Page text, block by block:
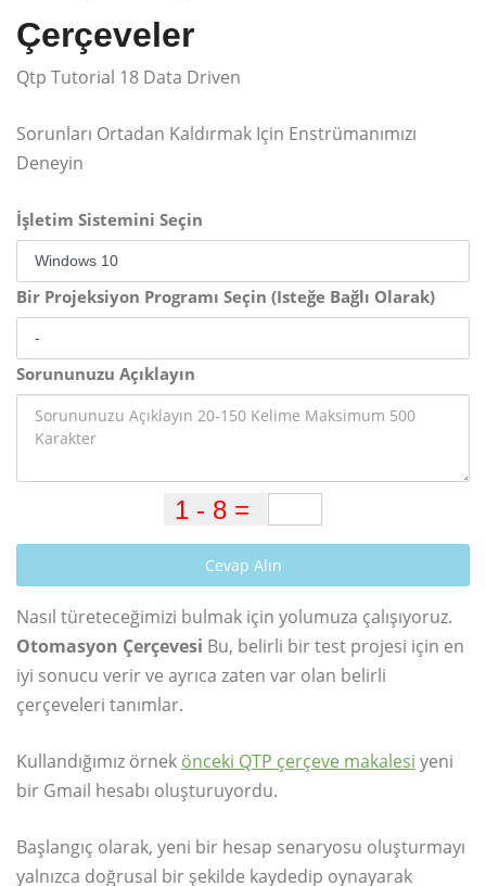
Çerçeveler
Qtp Tutorial 18 Data Driven
Sorunları Ortadan Kaldırmak Için Enstrümanımızı
Deneyin
İşletim Sistemini Seçin
Bir Projeksiyon Programı Seçin (Isteğe Bağlı Olarak)
Sorununuzu Açıklayın
Cevap Alın
Nasıl türeteceğimizi bulmak için yolumuza çalışıyoruz.
Otomasyon Çerçevesi Bu, belirli bir test projesi için en
iyi sonucu verir ve ayrıca zaten var olan belirli
çerçeveleri tanımlar.
Kullandığımız örnek önceki QTP çerçeve makalesi yeni
bir Gmail hesabı oluşturuyordu.
Başlangıç ​​olarak, yeni bir hesap senaryosu oluşturmayı
yalnızca doğrusal bir şekilde kaydedip oynayarak